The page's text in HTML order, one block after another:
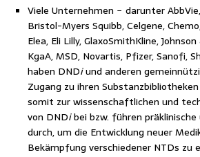
Viele Unternehmen − darunter
Bristol-Myers Squibb, Celgene,
Elea, Eli Lilly, GlaxoSmithKline,
KgaA, MSD, Novartis, Pfizer, Sanofi,
haben DNDiund anderen
Zugang zu ihren
somit zur wissenschaftlichen und
von DNDibei bzw. führen präklinische
durch, um die Entwicklung neuer
Bekämpfung verschiedener NTDs zu